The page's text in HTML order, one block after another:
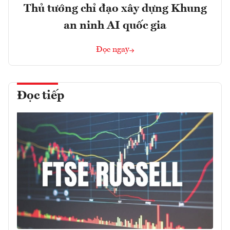
Thủ tướng chỉ đạo xây dựng Khung
an ninh AI quốc gia
Đọc ngay
Đọc tiếp